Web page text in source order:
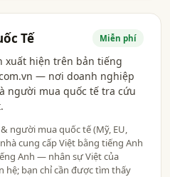
Tế Miễn phí
xuất hiện trên bản tiếng
— nơi doanh nghiệp
người mua quốc tế tra cứu
người mua quốc tế (Mỹ, EU,
cung cấp Việt bằng tiếng Anh
Anh — nhân sự Việt của
hệ; bạn chỉ cần được tìm thấy